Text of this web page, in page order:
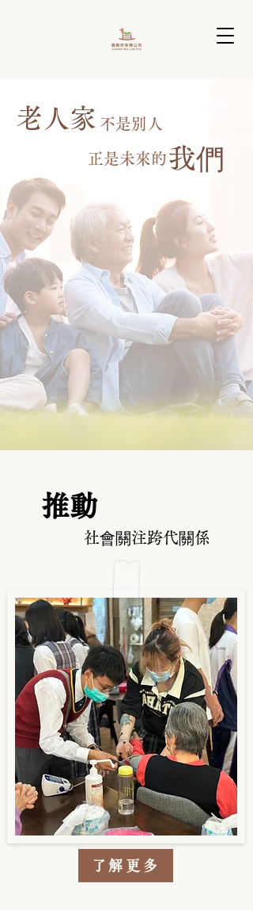
​老人家 不是別人
正是未來的 我們
推動
社會關注跨代關係
了解更多